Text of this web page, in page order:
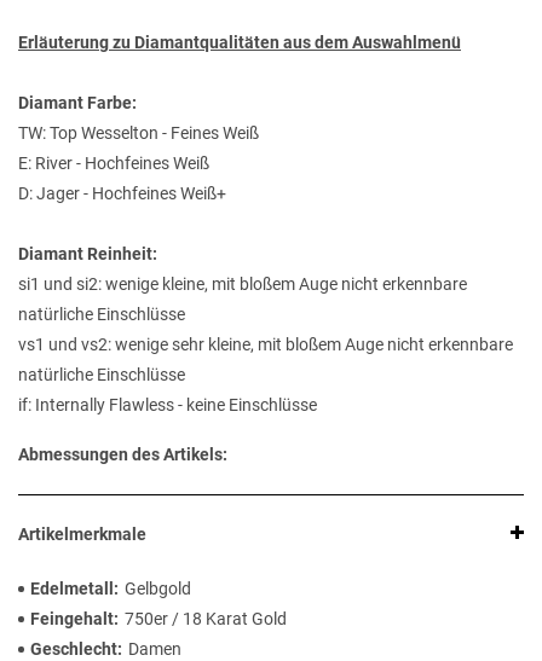
Erläuterung zu Diamantqualitäten aus dem Auswahlmenü
Diamant Farbe:
TW: Top Wesselton - Feines Weiß
E: River - Hochfeines Weiß
D: Jager - Hochfeines Weiß+
Diamant Reinheit:
si1 und si2: wenige kleine, mit bloßem Auge nicht erkennbare
natürliche Einschlüsse
vs1 und vs2: wenige sehr kleine, mit bloßem Auge nicht erkennbare
natürliche Einschlüsse
if: Internally Flawless - keine Einschlüsse
Abmessungen des Artikels:
Artikelmerkmale
Edelmetall
Gelbgold
Feingehalt 750er / 18 Karat Gold
Geschlecht
Damen